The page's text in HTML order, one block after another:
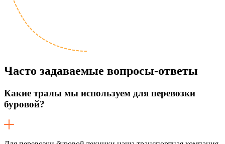
Часто задаваемые вопросы-ответы
Какие тралы мы используем для перевозки
буровой?